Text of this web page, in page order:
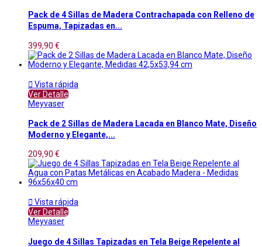
Pack de 4 Sillas de Madera Contrachapada con Relleno de
Espuma, Tapizadas en...
399,90 €
 Vista rápida
Ver Detalle
Meyvaser
Pack de 2 Sillas de Madera Lacada en Blanco Mate, Diseño
Moderno y Elegante,...
209,90 €
 Vista rápida
Ver Detalle
Meyvaser
Juego de 4 Sillas Tapizadas en Tela Beige Repelente al